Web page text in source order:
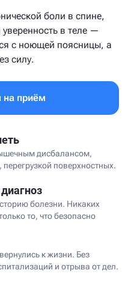
боли в спине,
в теле —
с ноющей поясницы, а
силу.
на приём
дисбалансом,
поверхностных.
болезни. Никаких
то, что безопасно
к жизни. Без
и отрыва от дел.